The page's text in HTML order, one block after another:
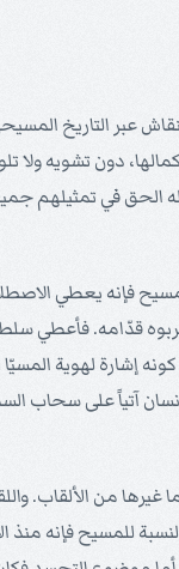
عبر التاريخ
دون تشويه ولا
له الحق في تمثيلهم
فإنه يعطي
قدّامه. فأعطي
آتياً على سحاب
من الألقاب.
للمسيح فإنه منذ